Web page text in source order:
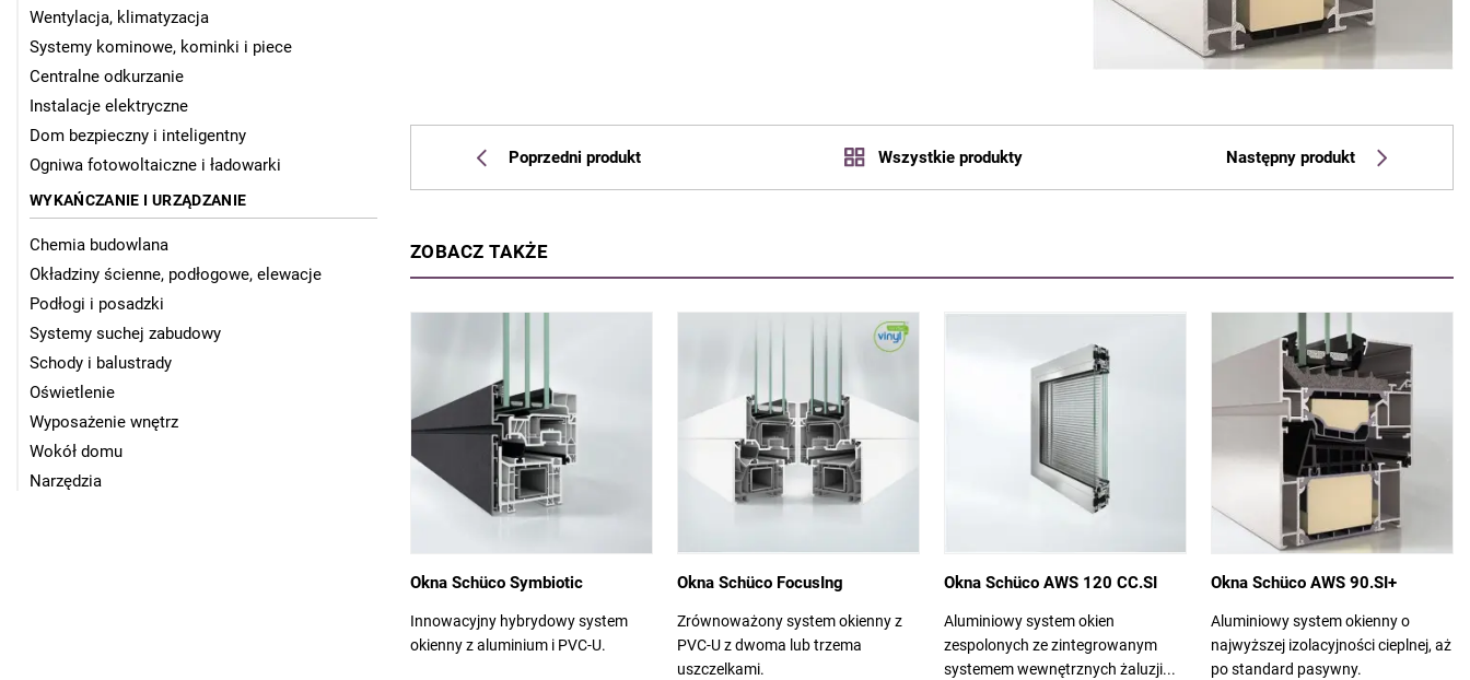
Wentylacja, klimatyzacja
Systemy kominowe, kominki i piece
Centralne odkurzanie
Instalacje elektryczne
Dom bezpieczny i inteligentny
Ogniwa fotowoltaiczne i ładowarki
WYKAŃCZANIE I URZĄDZANIE
Chemia budowlana
Okładziny ścienne, podłogowe, elewacje
Podłogi i posadzki
Systemy suchej zabudowy
Schody i balustrady
Oświetlenie
Wyposażenie wnętrz
Wokół domu
Narzędzia
Poprzedni produkt Wszystkie produkty Następny produkt
ZOBACZ TAKŻE
Okna Schüco Symbiotic
Innowacyjny hybrydowy system
okienny z aluminium i PVC-U.
Okna Schüco FocusIng
Zrównoważony system okienny z
PVC-U z dwoma lub trzema
uszczelkami.
Okna Schüco AWS 120 CC.SI
Aluminiowy system okien
zespolonych ze zintegrowanym
systemem wewnętrznych żaluzji...
Okna Schüco AWS 90.SI+
Aluminiowy system okienny o
najwyższej izolacyjności cieplnej, aż
po standard pasywny.